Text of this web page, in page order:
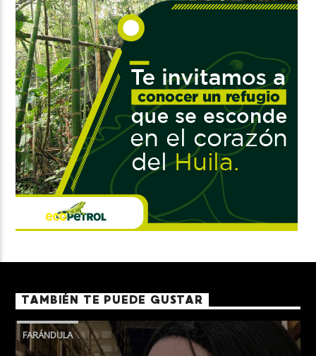
TAMBIÉN TE PUEDE GUSTAR
FARÁNDULA